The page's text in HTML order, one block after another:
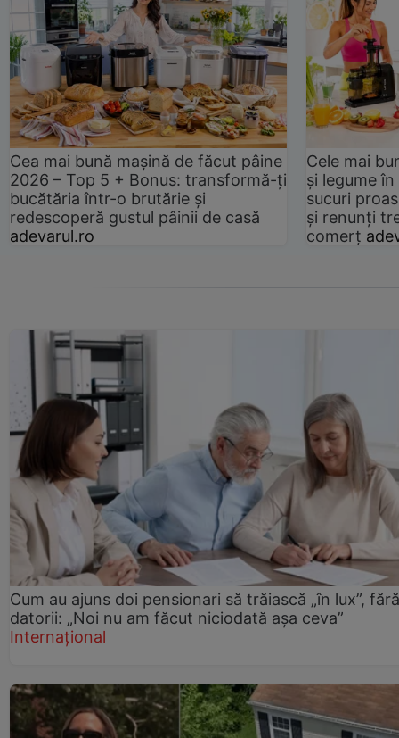
Cea mai bună mașină de făcut pâine
2026 – Top 5 + Bonus: transformă-ți
bucătăria într-o brutărie și
redescoperă gustul pâinii de casă
adevarul.ro
Cele mai
și legume
sucuri
și renunți
comerț
Cum au ajuns doi pensionari să trăiască „în lux”, fără
datorii: „Noi nu am făcut niciodată așa ceva”
Internațional